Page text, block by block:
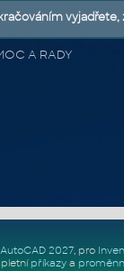
A RADY
AutoCAD 2027, pro
příkazya